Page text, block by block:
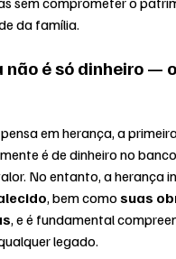
da família.
não é só dinheiro —
em herança, a
é de dinheiro no
No entanto, a herança
, bem como suas
, e é fundamental
legado.